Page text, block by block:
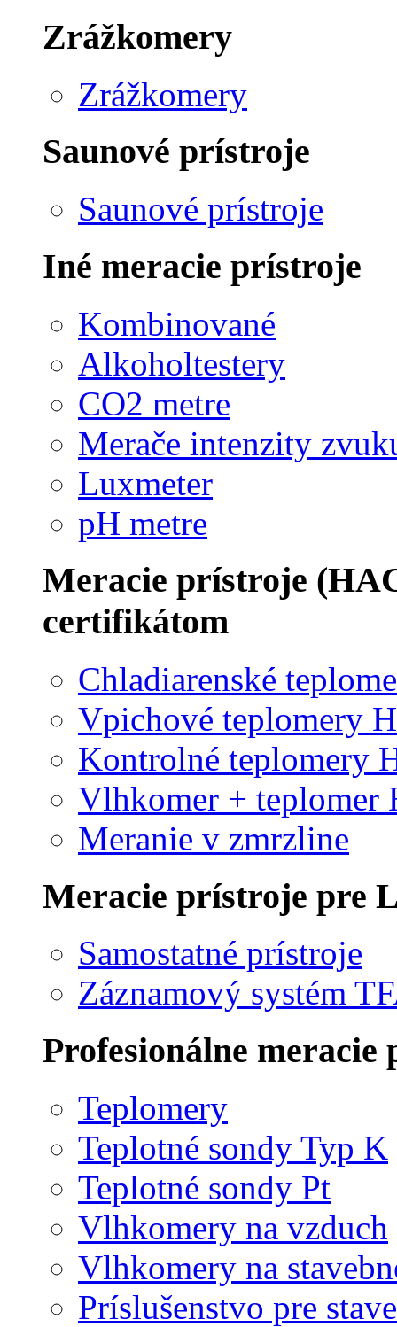
Zrážkomery
Zrážkomery
Saunové prístroje
Saunové prístroje
Iné meracie prístroje
Kombinované
Alkoholtestery
CO2 metre
Merače intenzity
Luxmeter
pH metre
Meracie prístroje
certifikátom
Chladiarenské
Vpichové teplomery
Kontrolné teplomery
Vlhkomer + teplomer
Meranie v zmrzline
Meracie prístroje pre
Samostatné prístroje
Záznamový systém
Profesionálne meracie
Teplomery
Teplotné sondy Typ K
Teplotné sondy Pt
Vlhkomery na vzduch
Vlhkomery na
Príslušenstvo pre